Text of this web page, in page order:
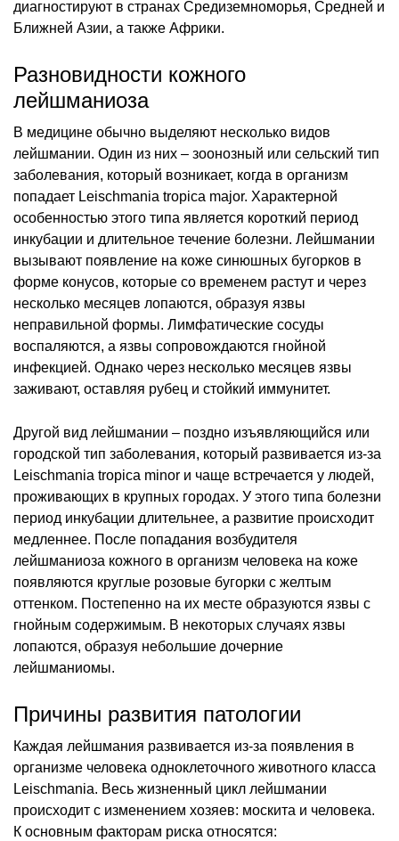
диагностируют в странах Средиземноморья, Средней и
Ближней Азии, а также Африки.
Разновидности кожного
лейшманиоза
В медицине обычно выделяют несколько видов
лейшмании. Один из них – зоонозный или сельский тип
заболевания, который возникает, когда в организм
попадает Leischmania tropica major. Характерной
особенностью этого типа является короткий период
инкубации и длительное течение болезни. Лейшмании
вызывают появление на коже синюшных бугорков в
форме конусов, которые со временем растут и через
несколько месяцев лопаются, образуя язвы
неправильной формы. Лимфатические сосуды
воспаляются, а язвы сопровождаются гнойной
инфекцией. Однако через несколько месяцев язвы
заживают, оставляя рубец и стойкий иммунитет.
Другой вид лейшмании – поздно изъявляющийся или
городской тип заболевания, который развивается из-за
Leischmania tropica minor и чаще встречается у людей,
проживающих в крупных городах. У этого типа болезни
период инкубации длительнее, а развитие происходит
медленнее. После попадания возбудителя
лейшманиоза кожного в организм человека на коже
появляются круглые розовые бугорки с желтым
оттенком. Постепенно на их месте образуются язвы с
гнойным содержимым. В некоторых случаях язвы
лопаются, образуя небольшие дочерние
лейшманиомы.
Причины развития патологии
Каждая лейшмания развивается из-за появления в
организме человека одноклеточного животного класса
Leischmania. Весь жизненный цикл лейшмании
происходит с изменением хозяев: москита и человека.
К основным факторам риска относятся: